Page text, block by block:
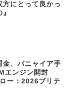
にとって良かっ
金、バニャイア手
エンジン開封
ー：2026ブリテ